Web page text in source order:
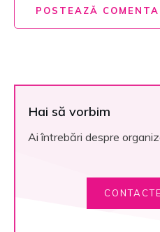
POSTEAZĂ
Hai să vorbim
Ai întrebări despre